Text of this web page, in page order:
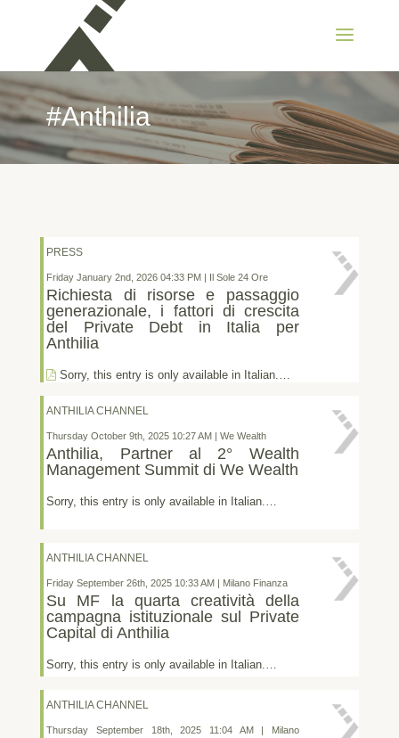
#Anthilia
PRESS
Friday January 2nd, 2026 04:33 PM | Il Sole 24 Ore
Richiesta di risorse e passaggio
generazionale, i fattori di crescita
del Private Debt in Italia per
Anthilia
Sorry, this entry is only available in Italian.…
ANTHILIA CHANNEL
Thursday October 9th, 2025 10:27 AM | We Wealth
Anthilia, Partner al 2° Wealth
Management Summit di We Wealth
Sorry, this entry is only available in Italian.…
ANTHILIA CHANNEL
Friday September 26th, 2025 10:33 AM | Milano Finanza
Su MF la quarta creatività della
campagna istituzionale sul Private
Capital di Anthilia
Sorry, this entry is only available in Italian.…
ANTHILIA CHANNEL
Thursday September 18th, 2025 11:04 AM | Milano